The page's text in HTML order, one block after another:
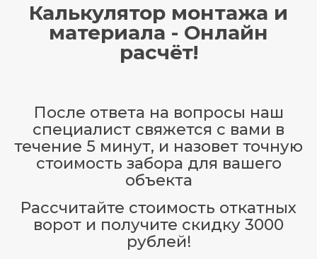
Калькулятор монтажа и
материала - Онлайн
расчёт!
После ответа на вопросы наш
специалист свяжется с вами в
течение 5 минут, и назовет точную
стоимость забора для вашего
объекта
Рассчитайте стоимость откатных
ворот и получите скидку 3000
рублей!